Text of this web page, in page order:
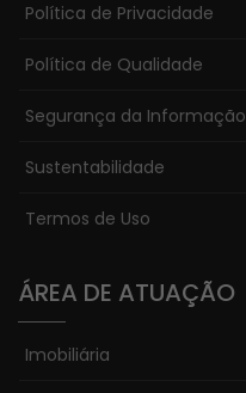
Política de Privacidade
Política de Qualidade
Segurança da Informação
Sustentabilidade
Termos de Uso
ÁREA DE ATUAÇÃO
Imobiliária